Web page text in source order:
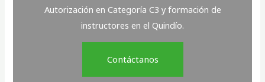
Autorización en Categoría C3 y formación de
instructores en el Quindío.
Contáctanos